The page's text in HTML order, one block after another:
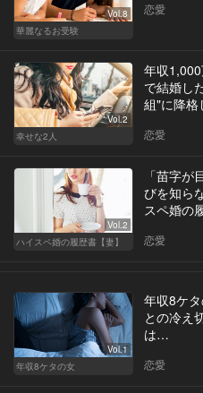
Vol.8
華麗なるお受験
恋愛
Vol.2
幸せな2人
年収1,000
で結婚し
組"に降格
恋愛
Vol.2
ハイスペ婚の履歴書【妻】
「苗字
びを知ら
スペ婚の
恋愛
Vol.1
年収8ケタの女
年収8ケ
との冷え
は…
恋愛